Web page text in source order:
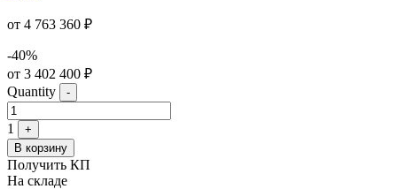
от 4 763 360 ₽
-40%
от 3 402 400 ₽
Quantity
-
1
+
В корзину
Получить КП
На складе